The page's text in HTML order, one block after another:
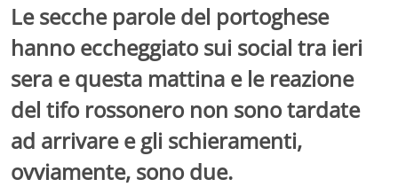
Le secche parole del portoghese
hanno eccheggiato sui social tra ieri
sera e questa mattina e le reazione
del tifo rossonero non sono tardate
ad arrivare e gli schieramenti,
ovviamente, sono due.